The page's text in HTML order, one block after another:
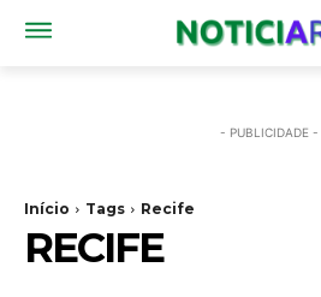
- PUBLICIDADE -
Início Tags Recife
RECIFE